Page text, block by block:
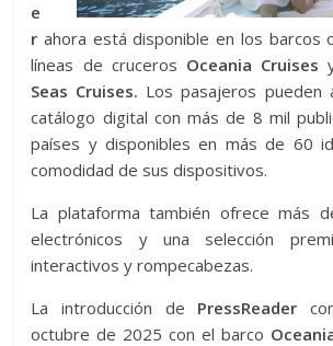
e
r ahora está disponible en los barcos
líneas de cruceros Oceania Cruises
Seas Cruises. Los pasajeros pueden
catálogo digital con más de 8 mil
países y disponibles en más de 60
comodidad de sus dispositivos.
La plataforma también ofrece más
electrónicos y una selección
interactivos y rompecabezas.
La introducción de PressReader
octubre de 2025 con el barco